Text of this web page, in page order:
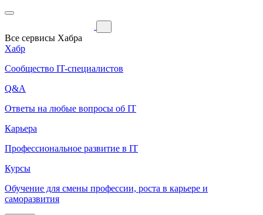
Все сервисы Хабра
Хабр
Сообщество IT-специалистов
Q&A
Ответы на любые вопросы об IT
Карьера
Профессиональное развитие в IT
Курсы
Обучение для смены профессии, роста в карьере и
саморазвития